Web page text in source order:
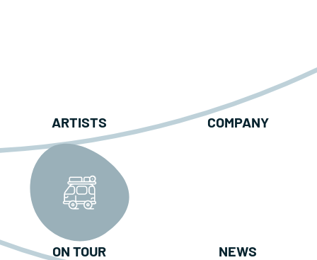
ARTISTS COMPANY
ON TOUR NEWS